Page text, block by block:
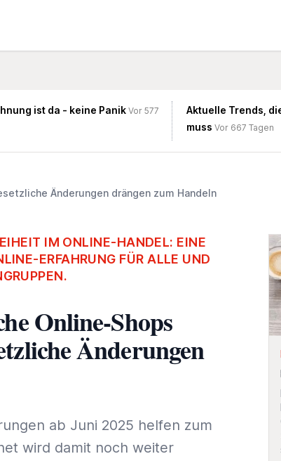
ist da - keine PanikVor 577
Aktuelle Trends,
muss Vor 667 Tagen
Änderungen drängen zum Handeln
IM ONLINE-HANDEL: EINE
ERFAHRUNG FÜR ALLE UND
Online-Shops
Änderungen
ab Juni 2025 helfen zum
wird damit noch weiter